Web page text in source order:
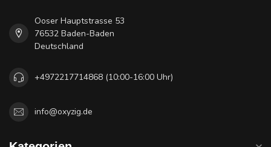
Ooser Hauptstrasse 53
76532 Baden-Baden
Deutschland
+4972217714868 (10:00-16:00 Uhr)
info@oxyzig.de